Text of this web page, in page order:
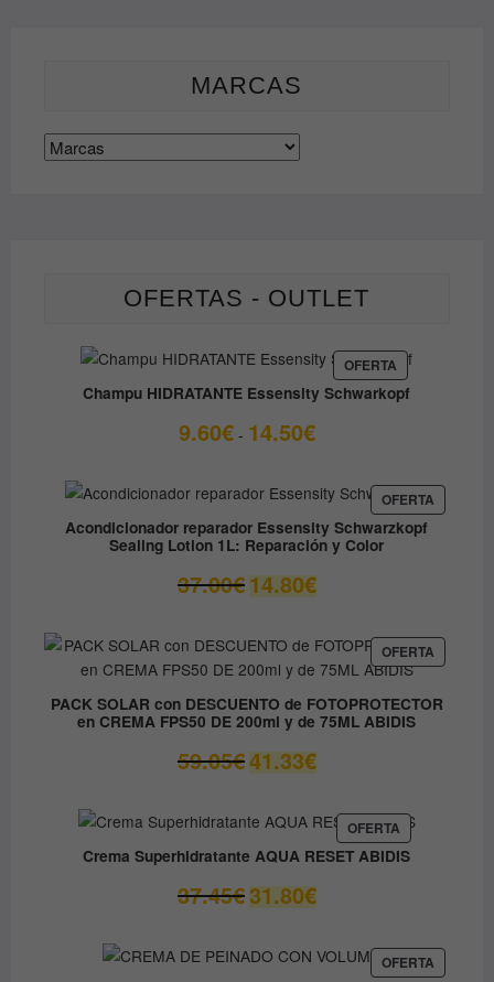
MARCAS
OFERTAS - OUTLET
OFERTA PRODUCTO
EN
OFERTA
Champu HIDRATANTE Essensity Schwarkopf
9.60€ - 14.50€Rango
desde
9.60€
hasta
14.50€
OFERTA
EN
Acondicionador reparador Essensity Schwarzkopf
Sealing Lotion 1L: Reparación y Color
37.00€ El
precio
era:
37.00€.
14.80€El
precio
es:
14.80€.
OFERTA
EN
PACK SOLAR con DESCUENTO de FOTOPROTECTOR
en CREMA FPS50 DE 200ml y de 75ML ABIDIS
59.05€ El
precio
era:
59.05€.
41.33€El
precio
es:
41.33€.
OFERTAPRODUCTO
EN
OFERTA
Crema Superhidratante AQUA RESET ABIDIS
37.45€ El
precio
era:
31.80€El
precio
es:
OFERTA